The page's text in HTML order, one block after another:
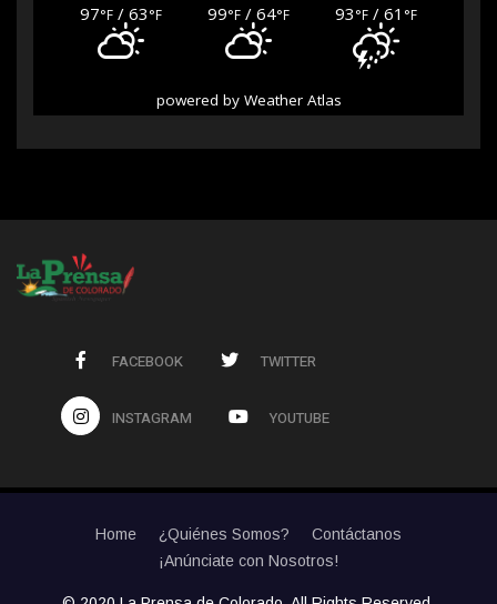
97°F / 63°F 99°F/ 64°F 93°F/ 61 °F
powered by Weather Atlas
FACEBOOK TWITTER
INSTAGRAM YOUTUBE
Home ¿Quiénes Somos?
Contáctanos
¡Anúnciate con Nosotros!